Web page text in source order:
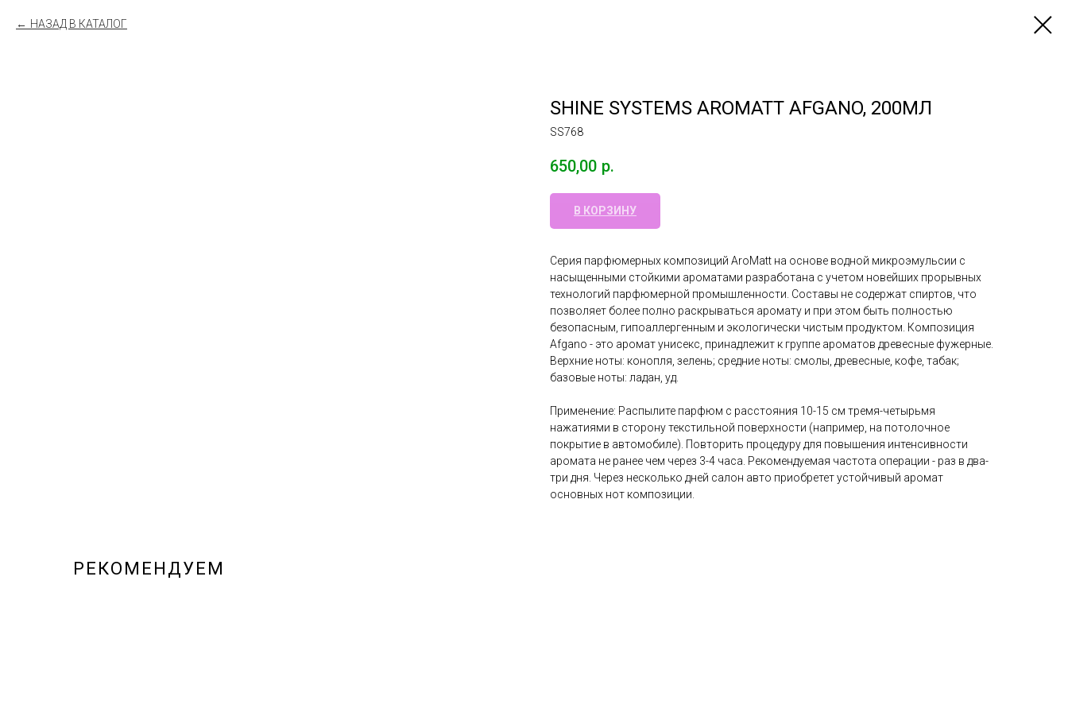
НАЗАД В КАТАЛОГ
SHINE SYSTEMS AROMATT AFGANO, 200МЛ
SS768
650,00 р.
В КОРЗИНУ
Серия парфюмерных композиций AroMatt на основе водной микроэмульсии с
насыщенными стойкими ароматами разработана с учетом новейших прорывных
технологий парфюмерной промышленности. Составы не содержат спиртов, что
позволяет более полно раскрываться аромату и при этом быть полностью
безопасным, гипоаллергенным и экологически чистым продуктом. Композиция
Afgano - это аромат унисекс, принадлежит к группе ароматов древесные фужерные.
Верхние ноты: конопля, зелень; средние ноты: смолы, древесные, кофе, табак;
базовые ноты: ладан, уд.
Применение: Распылите парфюм с расстояния 10-15 см тремя-четырьмя
нажатиями в сторону текстильной поверхности (например, на потолочное
покрытие в автомобиле). Повторить процедуру для повышения интенсивности
аромата не ранее чем через 3-4 часа. Рекомендуемая частота операции - раз в два-
три дня. Через несколько дней салон авто приобретет устойчивый аромат
основных нот композиции.
РЕКОМЕНДУЕМ